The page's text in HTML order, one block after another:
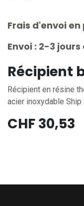
Frais d'envoi en
Envoi : 2-3
Récipient
Récipient en résine
acier inoxydable
CHF30,53